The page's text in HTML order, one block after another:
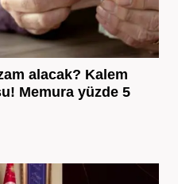
alacak? Kalem
Memura yüzde 5